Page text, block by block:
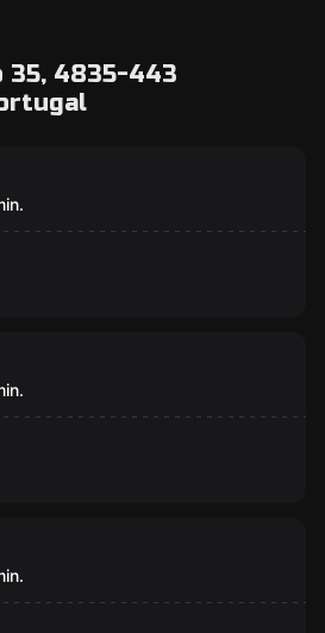
35, 4835-443